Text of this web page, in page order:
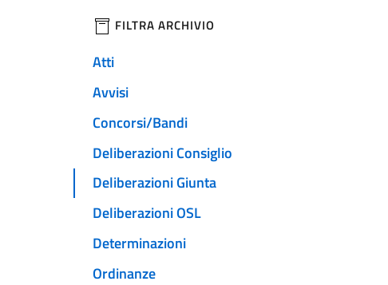
filtri da applicare
FILTRA ARCHIVIO
Atti
Avvisi
Concorsi/Bandi
Deliberazioni Consiglio
Deliberazioni Giunta
Deliberazioni OSL
Determinazioni
Ordinanze